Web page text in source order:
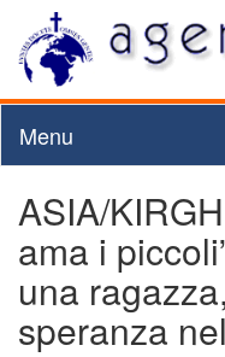
Menu
ASIA/
ama i
una
speranza